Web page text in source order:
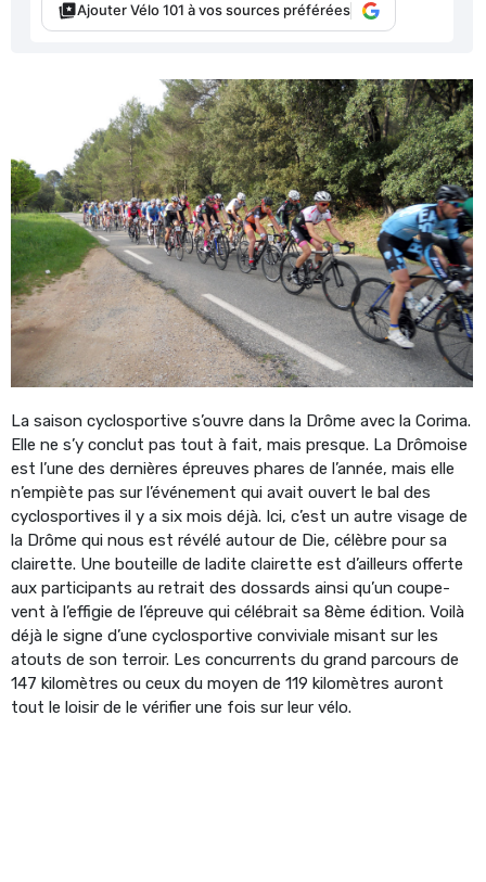
Ajouter Vélo 101 à vos sources préférées
La saison cyclosportive s’ouvre dans la Drôme avec la Corima.
Elle ne s’y conclut pas tout à fait, mais presque. La Drômoise
est l’une des dernières épreuves phares de l’année, mais elle
n’empiète pas sur l’événement qui avait ouvert le bal des
cyclosportives il y a six mois déjà. Ici, c’est un autre visage de
la Drôme qui nous est révélé autour de Die, célèbre pour sa
clairette. Une bouteille de ladite clairette est d’ailleurs offerte
aux participants au retrait des dossards ainsi qu’un coupe-
vent à l’effigie de l’épreuve qui célébrait sa 8ème édition. Voilà
déjà le signe d’une cyclosportive conviviale misant sur les
atouts de son terroir. Les concurrents du grand parcours de
147 kilomètres ou ceux du moyen de 119 kilomètres auront
tout le loisir de le vérifier une fois sur leur vélo.